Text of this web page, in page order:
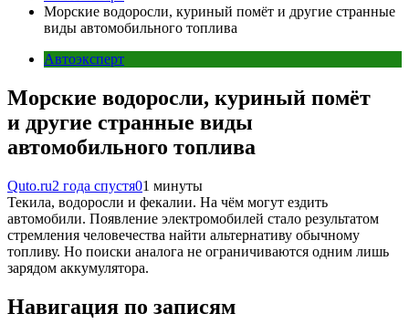
Морские водоросли, куриный помёт и другие странные
виды автомобильного топлива
Автоэксперт
Морские водоросли, куриный помёт
и другие странные виды
автомобильного топлива
Quto.ru2 года спустя01 минуты
Текила, водоросли и фекалии. На чём могут ездить
автомобили. Появление электромобилей стало результатом
стремления человечества найти альтернативу обычному
топливу. Но поиски аналога не ограничиваются одним лишь
зарядом аккумулятора.
Навигация по записям